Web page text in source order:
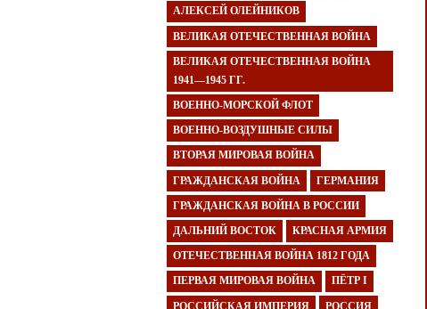
АЛЕКСЕЙ ОЛЕЙНИКОВ
ВЕЛИКАЯ ОТЕЧЕСТВЕННАЯ ВОЙНА
ВЕЛИКАЯ ОТЕЧЕСТВЕННАЯ ВОЙНА
1941—1945 ГГ.
ВОЕННО-МОРСКОЙ ФЛОТ
ВОЕННО-ВОЗДУШНЫЕ СИЛЫ
ВТОРАЯ МИРОВАЯ ВОЙНА
ГРАЖДАНСКАЯ ВОЙНА ГЕРМАНИЯ
ГРАЖДАНСКАЯ ВОЙНА В РОССИИ
ДАЛЬНИЙ ВОСТОК КРАСНАЯ АРМИЯ
ОТЕЧЕСТВЕННАЯ ВОЙНА 1812 ГОДА
ПЕРВАЯ МИРОВАЯ ВОЙНА ПЁТР I
РОССИЙСКАЯ ИМПЕРИЯ РОССИЯ